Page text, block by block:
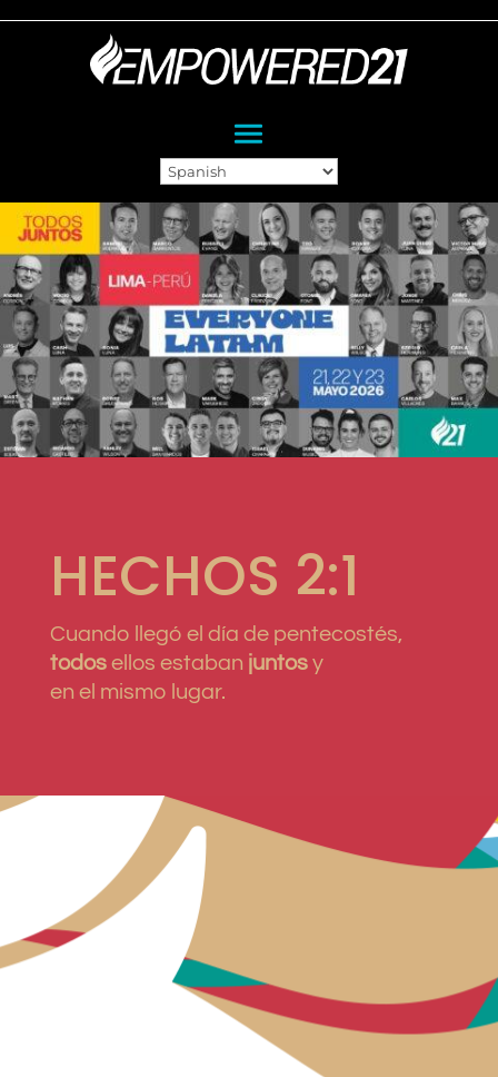
HECHOS 2:1
Cuando llegó el día de pentecostés,
todosellos estaban juntosy
en el mismo lugar.